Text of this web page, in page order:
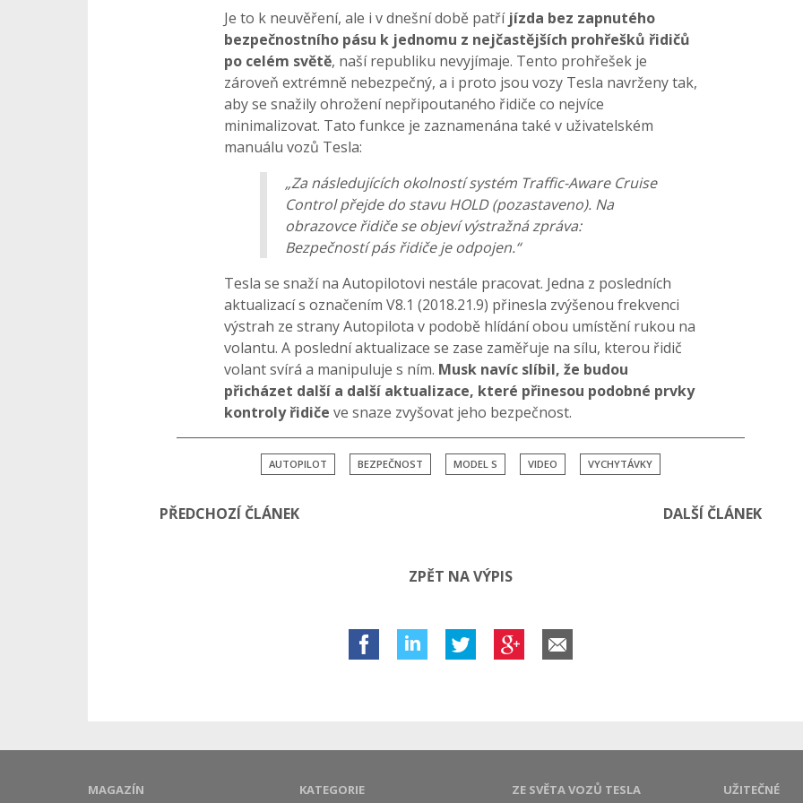
Je to k neuvěření, ale i v dnešní době patří jízda bez zapnutého
bezpečnostního pásu k jednomu z nejčastějších prohřešků řidičů
po celém světě, naší republiku nevyjímaje. Tento prohřešek je
zároveň extrémně nebezpečný, a i proto jsou vozy Tesla navrženy tak,
aby se snažily ohrožení nepřipoutaného řidiče co nejvíce
minimalizovat. Tato funkce je zaznamenána také v uživatelském
manuálu vozů Tesla:
„Za následujících okolností systém Traffic-Aware Cruise
Control přejde do stavu HOLD (pozastaveno). Na
obrazovce řidiče se objeví výstražná zpráva:
Bezpečností pás řidiče je odpojen.“
Tesla se snaží na Autopilotovi nestále pracovat. Jedna z posledních
aktualizací s označením V8.1 (2018.21.9) přinesla zvýšenou frekvenci
výstrah ze strany Autopilota v podobě hlídání obou umístění rukou na
volantu. A poslední aktualizace se zase zaměřuje na sílu, kterou řidič
volant svírá a manipuluje s ním. Musk navíc slíbil, že budou
přicházet další a další aktualizace, které přinesou podobné prvky
kontroly řidiče ve snaze zvyšovat jeho bezpečnost.
AUTOPILOT BEZPEČNOST MODEL S VIDEO VYCHYTÁVKY
PŘEDCHOZÍ ČLÁNEK DALŠÍ ČLÁNEK
ZPĚT NA VÝPIS
MAGAZÍN KATEGORIE ZE SVĚTA VOZŮ TESLA UŽITEČNÉ